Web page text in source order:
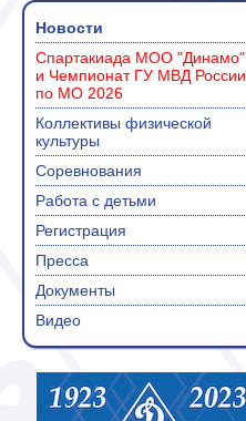
Новости
Спартакиада МОО "Динамо"
и Чемпионат ГУ МВД России
по МО 2026
Коллективы физической
культуры
Соревнования
Работа с детьми
Регистрация
Пресса
Документы
Видео